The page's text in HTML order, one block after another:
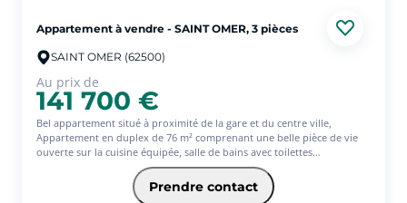
Appartement à vendre - SAINT OMER, 3 pièces
SAINT OMER (62500)
Au prix de
141 700 €
Bel appartement situé à proximité de la gare et du centre ville,
Appartement en duplex de 76 m² comprenant une belle pièce de vie
ouverte sur la cuisine équipée, salle de bains avec toilettes
indépendantes, une chambre ; A l'étage mezzanine et chambre avec
coin dressing, et wc. Cave,
Double vitrage, chauffage électrique.
Prendre contact